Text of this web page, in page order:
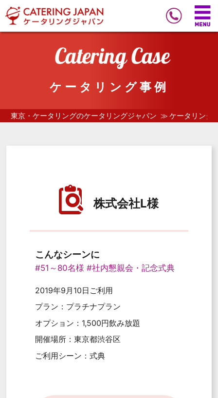
ケータリング事例
東京・ケータリングのケータリングジャパン ケータリング
株式会社L様
こんなシーンに
#51～80名様 #社内懇親会・記念式典
2019年9月10日ご利用
プラン：プラチナプラン
オプション：1,500円飲み放題
開催場所：東京都渋谷区
ご利用シーン：式典